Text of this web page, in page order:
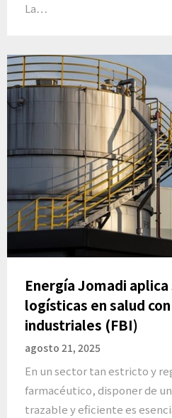
La…
Energía Jomadi
logísticas en salud
industriales (FBI)
agosto 21, 2025
En un sector tan estricto y
farmacéutico, disponer de
trazable y eficiente es